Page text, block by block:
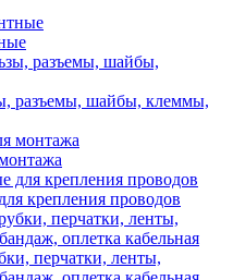
разъемы, шайбы, клеммы,
крепления проводов
перчатки, ленты,